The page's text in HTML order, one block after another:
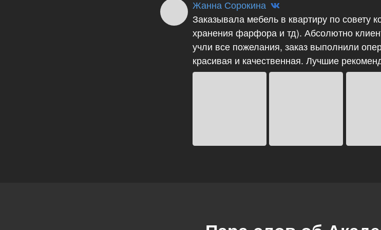
Жанна Сорокина
Заказывала мебель в квартиру по совету
хранения фарфора и тд). Абсолютно
учли все пожелания, заказ выполнили
красивая и качественная. Лучшие